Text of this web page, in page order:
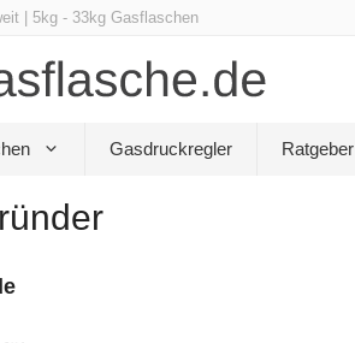
| 5kg - 33kg Gasflaschen
Gasdruckregler Ratgeber